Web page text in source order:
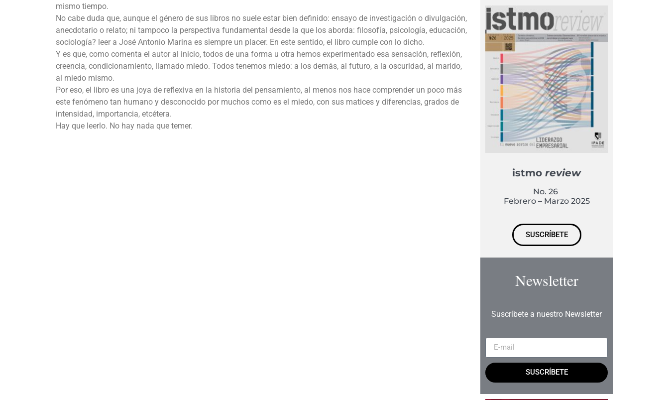
mismo tiempo.
No cabe duda que, aunque el género de sus libros no suele estar bien definido: ensayo de investigación o divulgación,
anecdotario o relato; ni tampoco la perspectiva fundamental desde la que los aborda: filosofía, psicología, educación,
sociología? leer a José Antonio Marina es siempre un placer. En este sentido, el libro cumple con lo dicho.
Y es que, como comenta el autor al inicio, todos de una forma u otra hemos experimentado esa sensación, reflexión,
creencia, condicionamiento, llamado miedo. Todos tenemos miedo: a los demás, al futuro, a la oscuridad, al marido,
al miedo mismo.
Por eso, el libro es una joya de reflexiva en la historia del pensamiento, al menos nos hace comprender un poco más
este fenómeno tan humano y desconocido por muchos como es el miedo, con sus matices y diferencias, grados de
intensidad, importancia, etcétera.
Hay que leerlo. No hay nada que temer.
istmoreview
No. 26
Febrero – Marzo 2025
SUSCRÍBETE
Newsletter
Suscríbete a nuestro Newsletter
SUSCRÍBETE